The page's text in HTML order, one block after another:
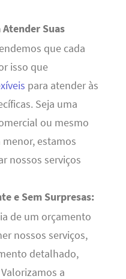
Suas
que cada
isso que
para atender às
Seja uma
ou mesmo
estamos
nossos serviços
e Sem Surpresas:
de um orçamento
nossos serviços,
detalhado,
a